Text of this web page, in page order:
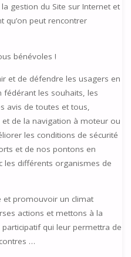
gestion du Site sur Internet et
qu’on peut rencontrer
bénévoles !
et de défendre les usagers en
les souhaits, les
avis de toutes et tous,
de la navigation à moteur ou
les conditions de sécurité
et de nos pontons en
les différents organismes de
et promouvoir un climat
actions et mettons à la
qui leur permettra de
…